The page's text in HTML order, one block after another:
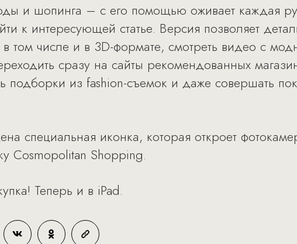
и шопинга – с его помощью оживает каждая
к интересующей статье. Версия позволяет
том числе и в 3D-формате, смотреть видео с
сразу на сайты рекомендованных
подборки из fashion-съемок и даже совершать
специальная иконка, которая откроет
Cosmopolitan Shopping.
Теперь и в iPad.